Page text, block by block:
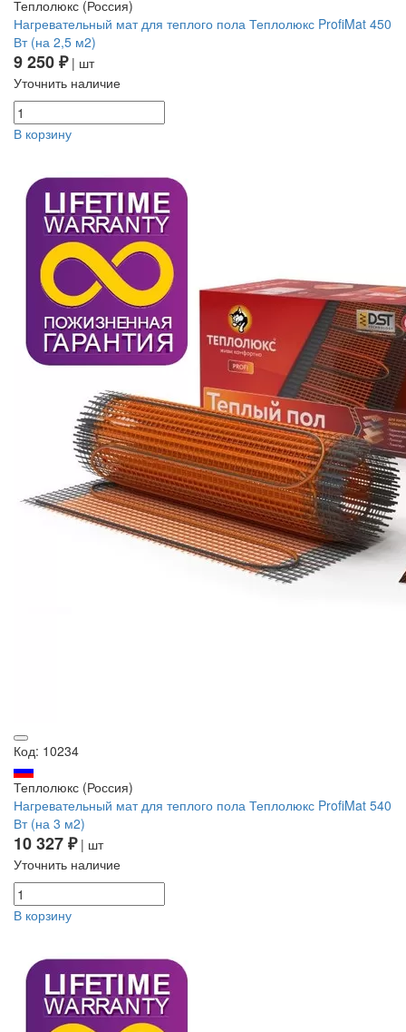
Теплолюкс (Россия)
Нагревательный мат для теплого пола Теплолюкс ProfiMat 450
Вт (на 2,5 м2)
9 250 ₽| шт
Уточнить наличие
В корзину
Код: 10234
Теплолюкс (Россия)
Нагревательный мат для теплого пола Теплолюкс ProfiMat 540
Вт (на 3 м2)
10 327 ₽| шт
Уточнить наличие
В корзину